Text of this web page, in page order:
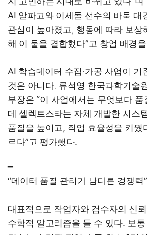
AI 알파고와 이세돌 선수의 바둑 대
관심이 높아졌고, 행동에 따라 보상
해 이 둘을 결합했다”고 창업 배경
AI 학습데이터 수집·가공 사업이 기
것은 아니다. 류석영 한국과학기술
부장은 “이 사업에서는 무엇보다
데 셀렉트스타는 자체 개발한 시스
품질을 높이고, 작업 효율성을 키웠
르다”고 평가했다.
━
“데이터 품질 관리가 남다른 경쟁력”
대표적으로 작업자와 검수자의 신
수학적 알고리즘을 들 수 있다. 보